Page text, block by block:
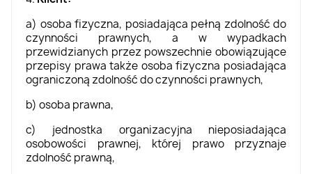
a) osoba fizyczna, posiadająca pełną zdolność do
czynności prawnych, a w wypadkach
przewidzianych przez powszechnie obowiązujące
przepisy prawa także osoba fizyczna posiadająca
ograniczoną zdolność do czynności prawnych,
b) osoba prawna,
c) jednostka organizacyjna nieposiadająca
osobowości prawnej, której prawo przyznaje
zdolność prawną,